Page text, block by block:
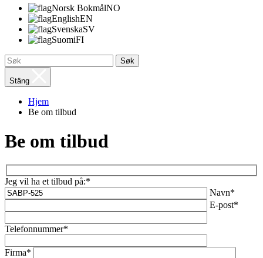
Norsk BokmålNO
EnglishEN
SvenskaSV
SuomiFI
Søk
Stäng
Hjem
Be om tilbud
Be om tilbud
Jeg vil ha et tilbud på:*
Navn*
E-post*
Telefonnummer*
Firma*